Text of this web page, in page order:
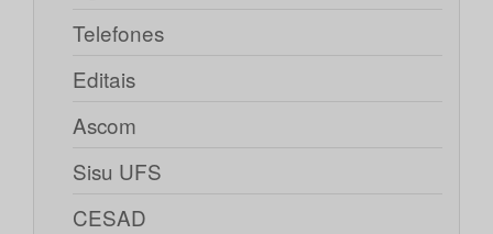
Telefones
Editais
Ascom
Sisu UFS
CESAD